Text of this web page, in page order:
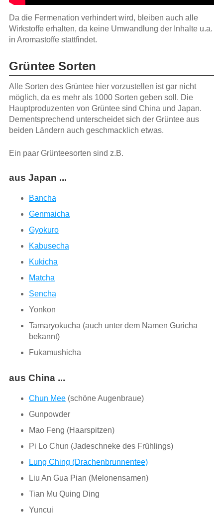
Da die Fermenation verhindert wird, bleiben auch alle
Wirkstoffe erhalten, da keine Umwandlung der Inhalte u.a.
in Aromastoffe stattfindet.
Grüntee Sorten
Alle Sorten des Grüntee hier vorzustellen ist gar nicht
möglich, da es mehr als 1000 Sorten geben soll. Die
Hauptproduzenten von Grüntee sind China und Japan.
Dementsprechend unterscheidet sich der Grüntee aus
beiden Ländern auch geschmacklich etwas.
Ein paar Grünteesorten sind z.B.
aus Japan ...
Bancha
Genmaicha
Gyokuro
Kabusecha
Kukicha
Matcha
Sencha
Yonkon
Tamaryokucha (auch unter dem Namen Guricha
bekannt)
Fukamushicha
aus China ...
Chun Mee(schöne Augenbraue)
Gunpowder
Mao Feng (Haarspitzen)
Pi Lo Chun (Jadeschneke des Frühlings)
Lung Ching (Drachenbrunnentee)
Liu An Gua Pian (Melonensamen)
Tian Mu Quing Ding
Yuncui